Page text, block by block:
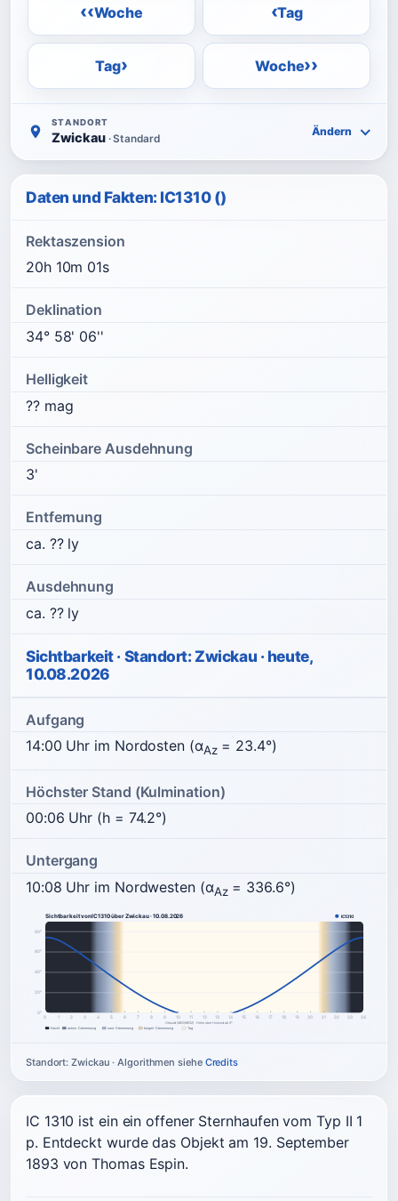
‹‹Woche ‹Tag
Tag› Woche››
STANDORT
Zwickau · Standard
Ändern
Daten und Fakten: IC1310 ()
Rektaszension
20h 10m 01s
Deklination
34° 58' 06''
Helligkeit
?? mag
Scheinbare Ausdehnung
3'
Entfernung
ca. ?? ly
Ausdehnung
ca. ?? ly
Sichtbarkeit · Standort: Zwickau · heute,
10.08.2026
Aufgang
14:00 Uhr im Nordosten (αAz= 23.4°)
Höchster Stand (Kulmination)
00:06 Uhr (h = 74.2°)
Untergang
10:08 Uhr im Nordwesten (αAz= 336.6°)
0°
20°
40°
60°
80°
0 1 2 3 4 5 7 10 11 12 13 14 15 16 17 18 19 20 21 22 23 24
Sichtbarkeit von IC1310 über Zwickau · 10.08.2026 IC1310
Nacht astron. Dämmerung naut. Dämmerung bürgerl. Dämmerung Tag
Ortszeit (MEZ/MESZ) · Höhe über Horizont ab 0°
Standort: Zwickau · Algorithmen siehe Credits
IC 1310 ist ein ein offener Sternhaufen vom Typ II 1
p. Entdeckt wurde das Objekt am 19. September
1893 von Thomas Espin.